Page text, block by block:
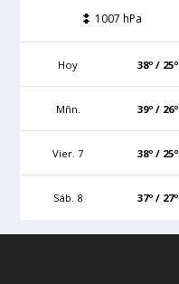
1007 hPa
Hoy 38º / 25º
Mñn. 39º / 26º
Vier. 7 38º / 25º
Sáb. 8 37º / 27º